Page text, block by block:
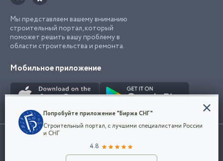
Мы представляем вашему вниманию
строительный портал, который
поможет решить вашу проблему в
области строительства и ремонта.
Мобильное приложение
Использование сайта, в том числе подача объявлений, означает
марки представленные на сайте являются собственностью их
Конфиденциальность
Мы используем файлы cookie, чтобы сделать
наш сайт удобным для каждого
Политикой конфиденциальности компании
Попробуйте приложение "Биржа СНГ"
Строительный портал, с лучшими специалистами России
и СНГ
4.8